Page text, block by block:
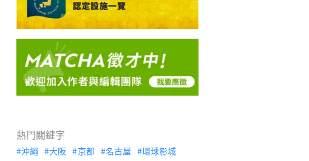
熱門關鍵字
沖繩 大阪 京都 名古屋
環球影城